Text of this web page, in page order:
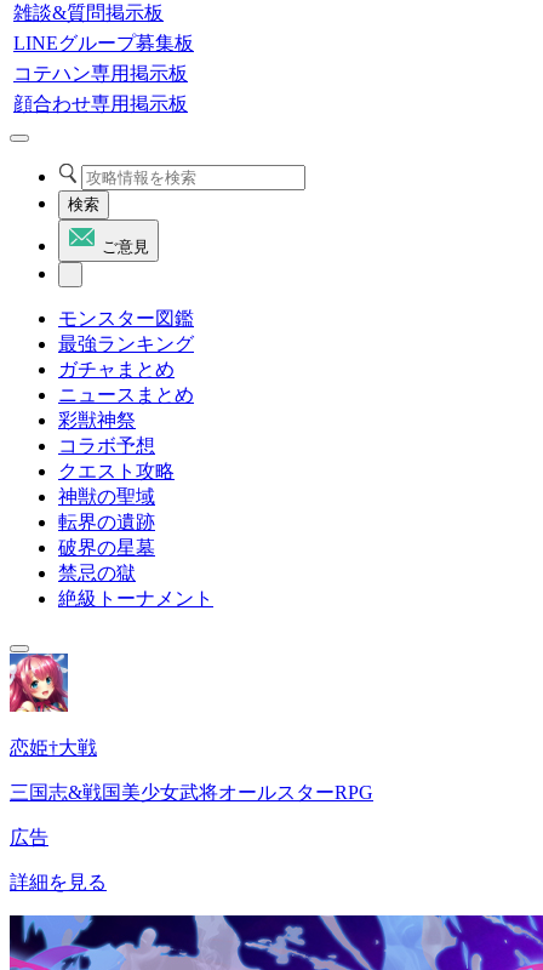
雑談&質問掲示板
LINEグループ募集板
コテハン専用掲示板
顔合わせ専用掲示板
検索
ご意見
モンスター図鑑
最強ランキング
ガチャまとめ
ニュースまとめ
彩獣神祭
コラボ予想
クエスト攻略
神獣の聖域
転界の遺跡
破界の星墓
禁忌の獄
絶級トーナメント
恋姫†大戦
三国志&戦国美少女武将オールスターRPG
広告
詳細を見る